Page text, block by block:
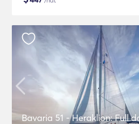
Bavaria 51 - Heraklion: Full